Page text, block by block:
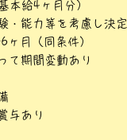
本給4ヶ月分）
・能力等を考慮し決定
ヶ月（同条件）
て期間変動あり
与あり